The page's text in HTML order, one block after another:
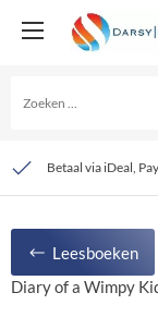
Gratis verzending
Bezorging door
Betaal via iDeal,
Leesboeken
Diary of a Wimpy